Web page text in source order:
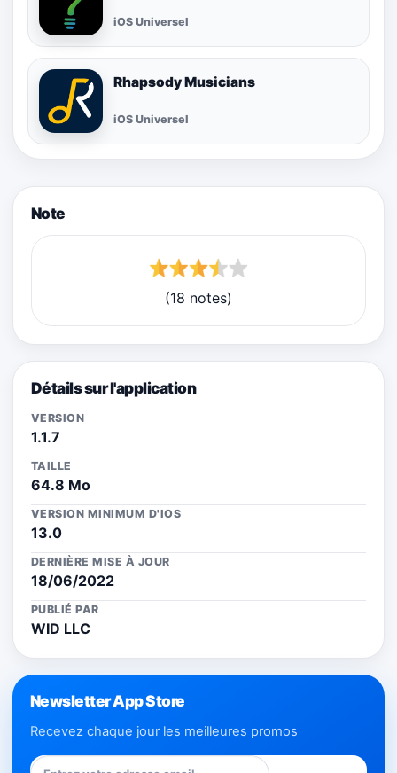
iOS Universel
Rhapsody Musicians
iOS Universel
Note
(18 notes)
Détails sur l'application
VERSION
1.1.7
TAILLE
64.8 Mo
VERSION MINIMUM D'IOS
13.0
DERNIÈRE MISE À JOUR
18/06/2022
PUBLIÉ PAR
WID LLC
Newsletter App Store
Recevez chaque jour les meilleures promos